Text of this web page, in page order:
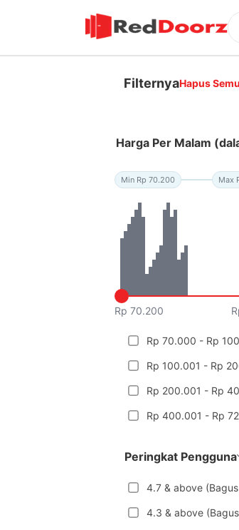
FilternyaHapus
Harga Per Malam
Min Rp 70.200 Max
Rp 70.200
Rp 70.000 - Rp
Rp 100.001 - Rp
Rp 200.001 - Rp
Rp 400.001 - Rp
Peringkat Pengguna
4.7 & above
4.3 & above